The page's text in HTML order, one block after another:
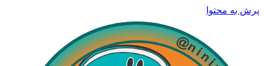
پرش به محتوا